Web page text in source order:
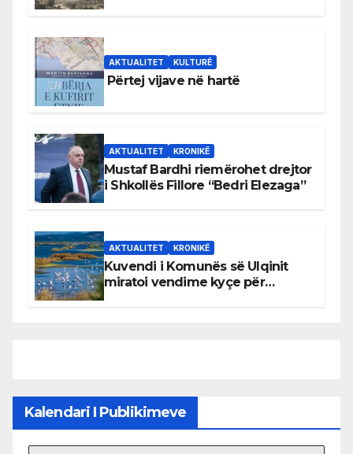
AKTUALITET KULTURË
Përtej vijave në hartë
AKTUALITET KRONIKË
Mustaf Bardhi riemërohet drejtor
i Shkollës Fillore “Bedri Elezaga”
AKTUALITET KRONIKË
Kuvendi i Komunës së Ulqinit
miratoi vendime kyçe për
Kalendari I Publikimeve